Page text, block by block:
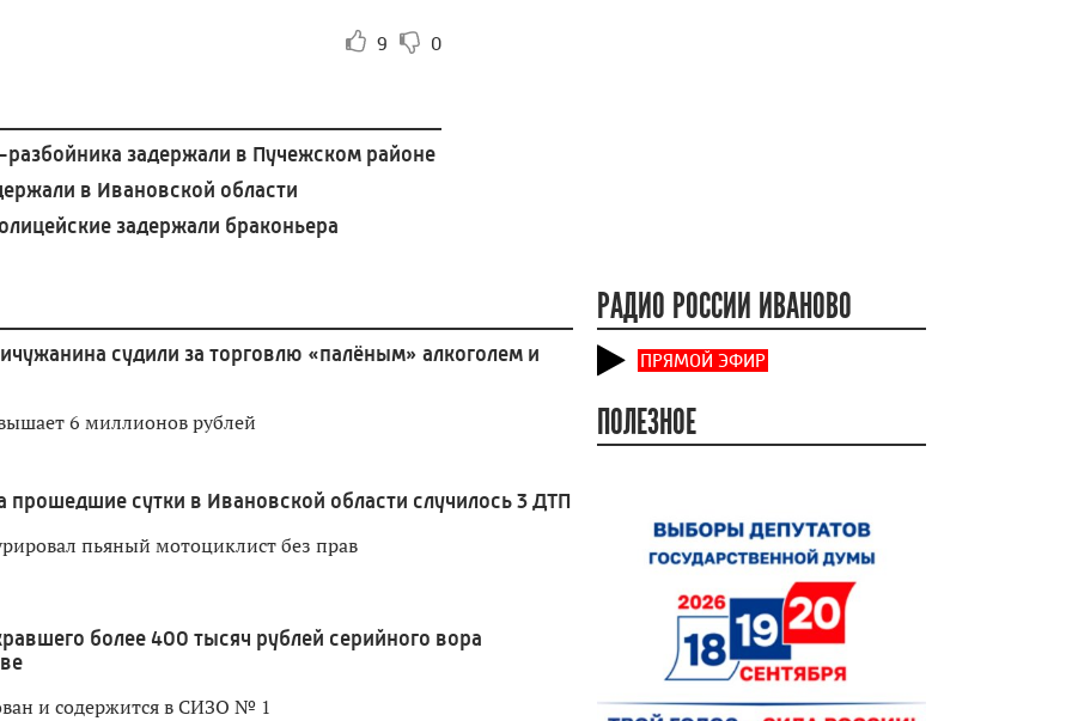
9 0
разбойника задержали в Пучежском районе
в Ивановской области
задержали браконьера
судили за торговлю «палёным» алкоголем и
6 миллионов рублей
прошедшие сутки в Ивановской области случилось 3 ДТП
пьяный мотоциклист без прав
более 400 тысяч рублей серийного вора
и содержится в СИЗО № 1
РАДИО РОССИИ ИВАНОВО
ПРЯМОЙ ЭФИР
ПОЛЕЗНОЕ